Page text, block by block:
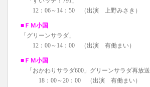
12：06～14：50 （出演 上野みさき）
■ＦＭ小国
「グリーンサラダ」
12：00～14：00 （出演 有働まい）
■ＦＭ小国
「おかわりサラダ600」グリーンサラダ再放送
18：00～20：00 （出演 有働まい）